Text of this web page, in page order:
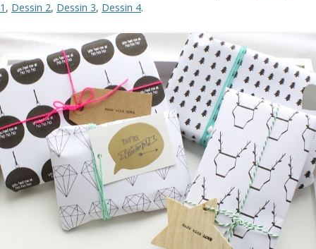
1 , Dessin 2, Dessin 3, Dessin 4.